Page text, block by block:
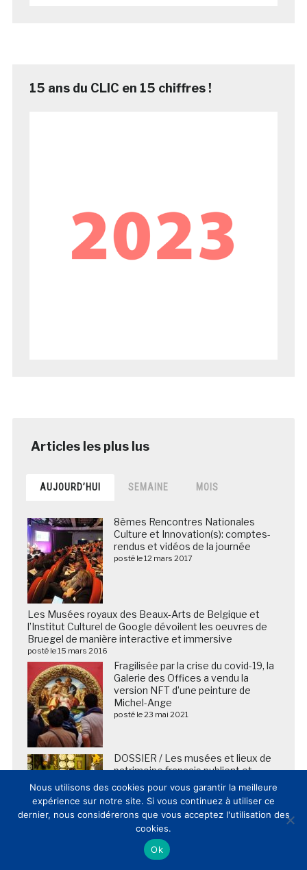
15 ans du CLIC en 15 chiffres !
AUJOURD’HUI SEMAINE MOIS
8èmes Rencontres Nationales
Culture et Innovation(s): comptes-
rendus et vidéos de la journée
posté le 12 mars 2017
Les Musées royaux des Beaux-Arts de Belgique et
l’Institut Culturel de Google dévoilent les oeuvres de
Bruegel de manière interactive et immersive
posté le 15 mars 2016
Fragilisée par la crise du covid-19, la
Galerie des Offices a vendu la
version NFT d’une peinture de
Michel-Ange
posté le 23 mai 2021
DOSSIER / Les musées et lieux de
patrimoine français publient et
commentent leur fréquentation
2025 (20/02/2026)
posté le 20 février 2026
Le Muséum d’histoire naturelle de
Londres prolonge son expérience
Nous utilisons des cookies pour vous garantir la meilleure
expérience sur notre site. Si vous continuez à utiliser ce
dernier, nous considérerons que vous acceptez l'utilisation des
cookies.
Ok